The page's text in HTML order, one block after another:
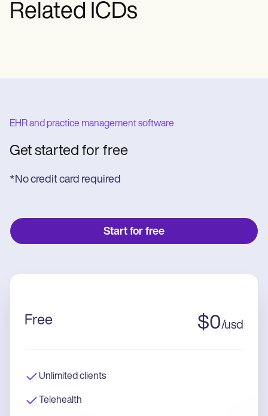
Related ICDs
EHR and practice management software
Get started for free
*No credit card required
Start for free
Free $0/usd
Unlimited clients
Telehealth